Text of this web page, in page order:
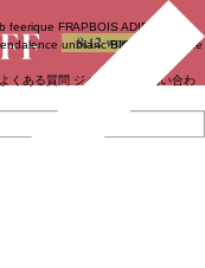
feerique FRAPBOIS ADIEU
endalence unbilanc BIGI online store
よくある質問 ジャーナル
お問い合わ